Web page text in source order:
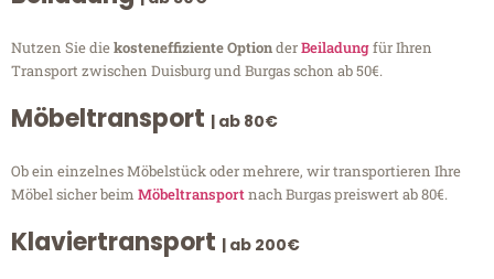
Nutzen Sie diekosteneffiziente OptionderBeiladungfür Ihren
Transport zwischen Duisburg und Burgas schon ab 50€.
Möbeltransport | ab 80€
Ob ein einzelnes Möbelstück oder mehrere, wir transportieren Ihre
Möbel sicher beim Möbeltransportnach Burgas preiswert ab 80€.
Klaviertransport | ab 200€